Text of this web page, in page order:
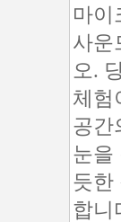
마이
사운
오.
체험
공간
눈을
듯한
합니